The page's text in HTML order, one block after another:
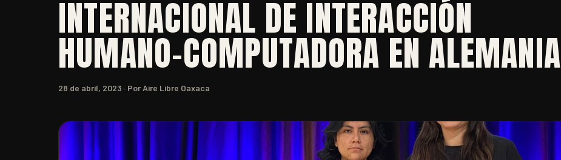
INTERNACIONAL DE INTERACCIÓN
HUMANO-COMPUTADORA EN ALEMANIA
28 de abril, 2023 · Por Aire Libre Oaxaca